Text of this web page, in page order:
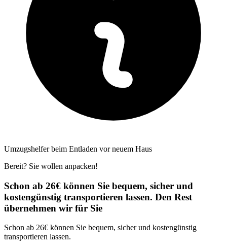
Umzugshelfer beim Entladen vor neuem Haus
Bereit? Sie wollen anpacken!
Schon ab 26€ können Sie bequem, sicher und
kostengünstig transportieren lassen. Den Rest
übernehmen wir für Sie
Schon ab 26€ können Sie bequem, sicher und kostengünstig
transportieren lassen.